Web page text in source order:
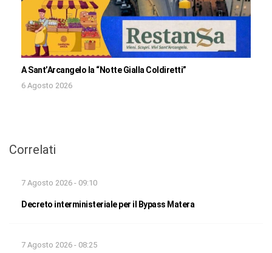
A Sant’Arcangelo la “Notte Gialla Coldiretti”
6 Agosto 2026
Correlati
7 Agosto 2026 - 09:10
Decreto interministeriale per il Bypass Matera
7 Agosto 2026 - 08:25